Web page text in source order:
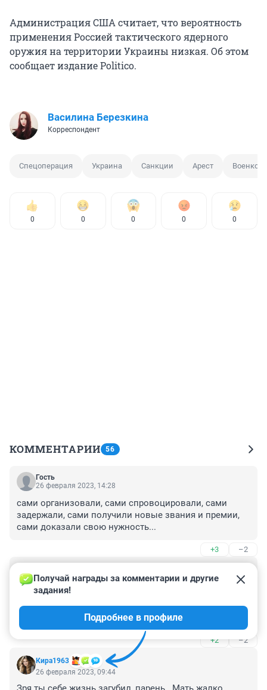
Администрация США считает, что вероятность
применения Россией тактического ядерного
оружия на территории Украины низкая. Об этом
сообщает издание Politico.
Василина Березкина
Корреспондент
Спецоперация Украина Санкции Арест
0 0 0 0 0
КОММЕНТАРИИ 56
Гость
26 февраля 2023, 14:28
сами организовали, сами спровоцировали, сами
задержали, сами получили новые звания и премии,
сами доказали свою нужность...
+3 –2
26 февраля 2023, 12:33
Уверен, что парень рос нормальным пацаном и им
останется. Это всё ситуация, которой не должно было
случиться его к этому подтолкнула.
+2 –2
Кира1963
Получай награды за комментарии и другие
задания!
Подробнее в профиле
26 февраля 2023, 09:44